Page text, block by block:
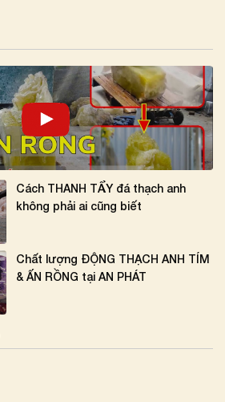
Cách THANH TẨY đá thạch anh
không phải ai cũng biết
Chất lượng ĐỘNG THẠCH ANH TÍM
& ẤN RỒNG tại AN PHÁT